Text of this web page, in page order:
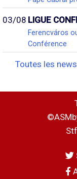
03/08 LIGUE
Ferencváros
Conférence
Toutes les